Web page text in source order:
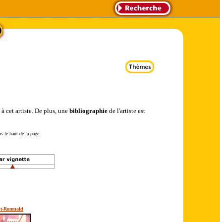
cet artiste. De plus, une bibliographiede l'artiste est
le haut de la page.
Romuald